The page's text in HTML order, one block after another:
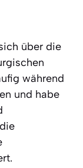
über die
während
und habe